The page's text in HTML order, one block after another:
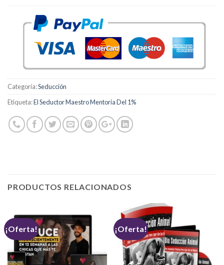
Categoría:Seducción
Etiqueta:El Seductor Maestro Mentoría Del 1%
PRODUCTOS RELACIONADOS
¡Oferta! ¡Oferta!